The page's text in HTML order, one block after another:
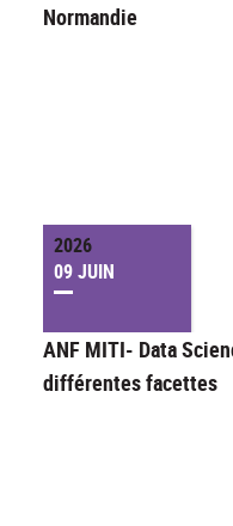
Normandie
2026
09 JUIN
ANF MITI- Data
différentes facettes